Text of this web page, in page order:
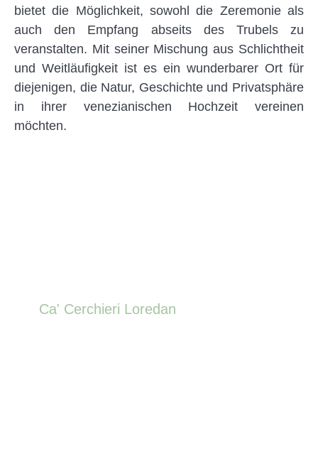
bietet die Möglichkeit, sowohl die Zeremonie als
auch den Empfang abseits des Trubels zu
veranstalten. Mit seiner Mischung aus Schlichtheit
und Weitläufigkeit ist es ein wunderbarer Ort für
diejenigen, die Natur, Geschichte und Privatsphäre
in ihrer venezianischen Hochzeit vereinen
möchten.
Ca' Cerchieri Loredan